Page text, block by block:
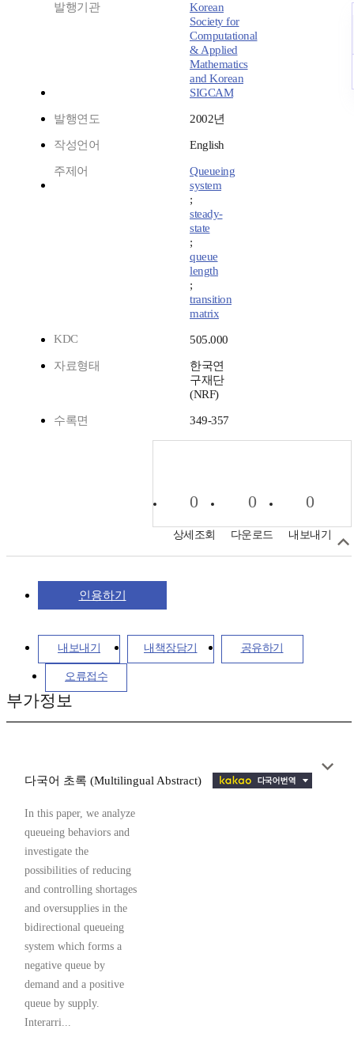
발행기관
Korean
Society for
Computational
& Applied
Mathematics
and Korean
SIGCAM
발행연도 2002년
작성언어 English
주제어
Queueing
system
;
steady-
state
;
queue
length
;
transition
matrix
KDC
505.000
자료형태
한국연
구재단
(NRF)
수록면 349-357
0
상세조회
0
다운로드
0
내보내기
인용하기
내보내기 내책장담기 공유하기
오류접수
부가정보
다국어 초록 (Multilingual Abstract)
In this paper, we analyze
queueing behaviors and
investigate the
possibilities of reducing
and controlling shortages
and oversupplies in the
bidirectional queueing
system which forms a
negative queue by
demand and a positive
queue by supply.
Interarri...